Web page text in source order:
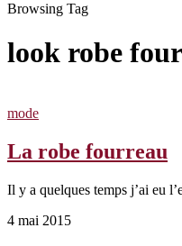
Browsing Tag
look robe
mode
La robe fourreau
Il y a quelques temps j’ai eu
4 mai 2015